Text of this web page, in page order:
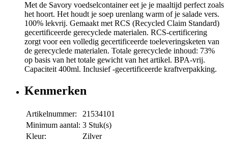
Met de Savory voedselcontainer eet je je maaltijd perfect zoals
het hoort. Het houdt je soep urenlang warm of je salade vers.
100% lekvrij. Gemaakt met RCS (Recycled Claim Standard)
gecertificeerde gerecyclede materialen. RCS-certificering
zorgt voor een volledig gecertificeerde toeleveringsketen van
de gerecyclede materialen. Totale gerecyclede inhoud: 73%
op basis van het totale gewicht van het artikel. BPA-vrij.
Capaciteit 400ml. Inclusief -gecertificeerde kraftverpakking.
Kenmerken
Artikelnummer:
21534101
Minimum aantal: 3 Stuk(s)
Kleur:
Zilver